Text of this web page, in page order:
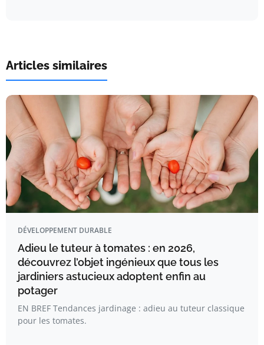
Articles similaires
DÉVELOPPEMENT DURABLE
Adieu le tuteur à tomates : en 2026,
découvrez l’objet ingénieux que tous les
jardiniers astucieux adoptent enfin au
potager
EN BREF Tendances jardinage : adieu au tuteur classique
pour les tomates.